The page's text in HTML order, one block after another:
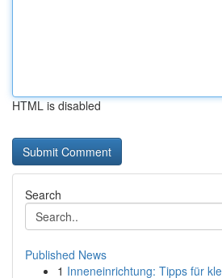
HTML is disabled
Search
Published News
1 Inneneinrichtung: Tipps für